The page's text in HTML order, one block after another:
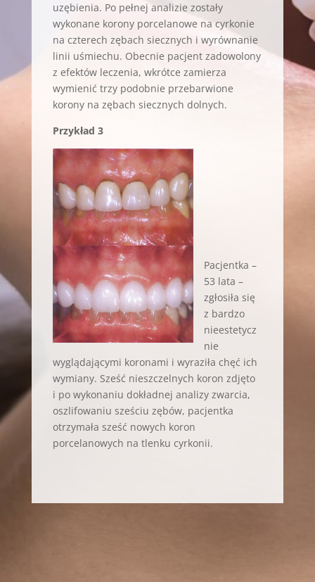
uzębienia. Po pełnej analizie zostały
wykonane korony porcelanowe na cyrkonie
na czterech zębach siecznych i wyrównanie
linii uśmiechu. Obecnie pacjent zadowolony
z efektów leczenia, wkrótce zamierza
wymienić trzy podobnie przebarwione
korony na zębach siecznych dolnych.
Przykład 3
Pacjentka –
53 lata –
zgłosiła się
z bardzo
nieestetycz
nie
wyglądającymi koronami i wyraziła chęć ich
wymiany. Sześć nieszczelnych koron zdjęto
i po wykonaniu dokładnej analizy zwarcia,
oszlifowaniu sześciu zębów, pacjentka
otrzymała sześć nowych koron
porcelanowych na tlenku cyrkonii.